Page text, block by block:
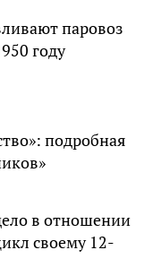
паровоз
году
подробная
в отношении
своему 12-